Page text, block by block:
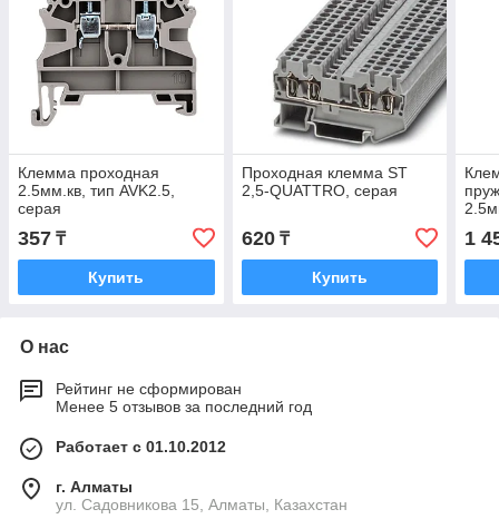
Клемма проходная
2.5мм.кв, тип AVK2.5,
серая
357 ₸
Купить
Проходная клемма ST
2,5-QUATTRO, серая
620₸
Купить
1
О нас
Рейтинг не сформирован
Менее 5 отзывов за последний год
Работает с 01.10.2012
г. Алматы
ул. Садовникова 15, Алматы, Казахстан